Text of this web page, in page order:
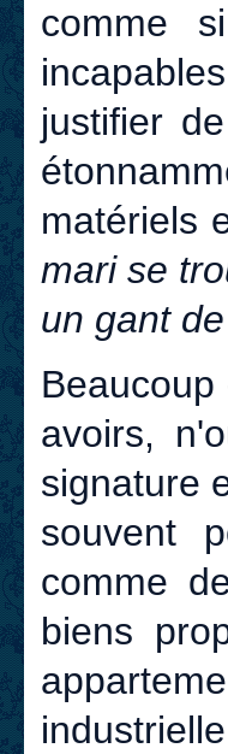
comme
justifier
matériels
mari se
un gant
avoirs,
signature
souvent
comme
biens